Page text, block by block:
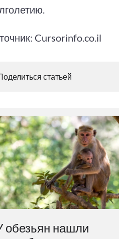
Cursorinfo.co.il
статьей
обезьян нашли